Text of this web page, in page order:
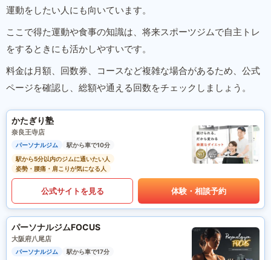
運動をしたい人にも向いています。
ここで得た運動や食事の知識は、将来スポーツジムで自主トレ
をするときにも活かしやすいです。
料金は月額、回数券、コースなど複雑な場合があるため、公式
ページを確認し、総額や通える回数をチェックしましょう。
かたぎり塾
奈良王寺店
パーソナルジム
駅から車で10分
駅から5分以内のジムに通いたい人
姿勢・腰痛・肩こりが気になる人
公式サイトを見る 体験・相談予約
パーソナルジムFOCUS
大阪府八尾店
パーソナルジム
駅から車で17分